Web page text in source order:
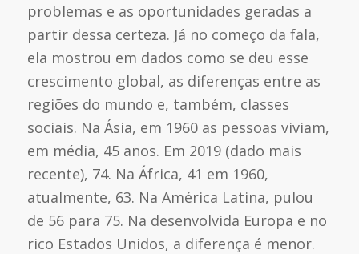
problemas e as oportunidades geradas a
partir dessa certeza. Já no começo da fala,
ela mostrou em dados como se deu esse
crescimento global, as diferenças entre as
regiões do mundo e, também, classes
sociais. Na Ásia, em 1960 as pessoas viviam,
em média, 45 anos. Em 2019 (dado mais
recente), 74. Na África, 41 em 1960,
atualmente, 63. Na América Latina, pulou
de 56 para 75. Na desenvolvida Europa e no
rico Estados Unidos, a diferença é menor.